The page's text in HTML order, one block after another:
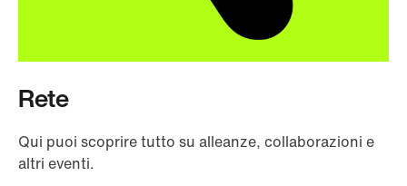
Rete
Qui puoi scoprire tutto su alleanze, collaborazioni e
altri eventi.